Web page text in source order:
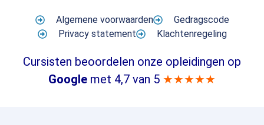
Algemene voorwaarden
Gedragscode
Privacy statement
Klachtenregeling
Cursisten beoordelen onze opleidingen op
Google met 4,7 van 5 ★★★★★